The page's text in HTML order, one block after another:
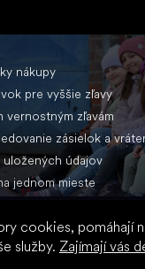
cookies, pomáhají
služby. Zajímají vás
nákupy
pre vyššie zľavy
vernostným zľavám
zásielok a
uložených údajov
jednom mieste